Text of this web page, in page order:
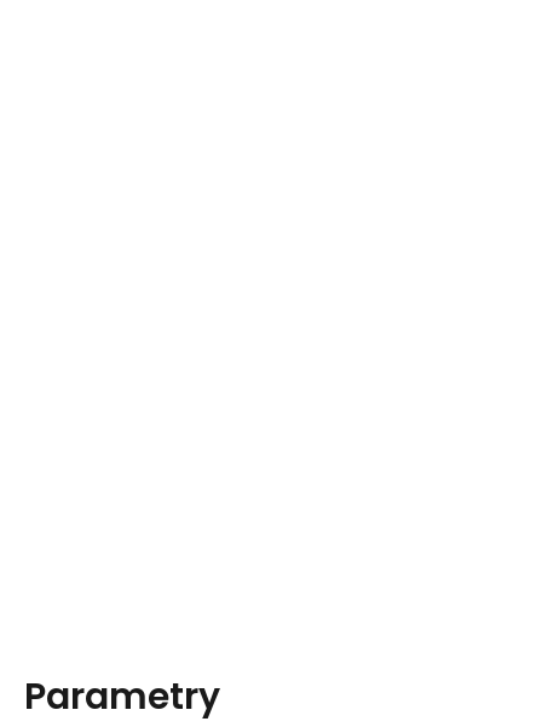
Parametry